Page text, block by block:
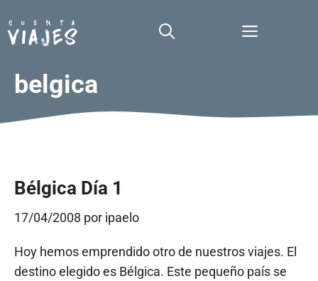
al
contenido
Menú
belgica
Bélgica Día 1
17/04/2008 por ipaelo
Hoy hemos emprendido otro de nuestros viajes. El
destino elegido es Bélgica. Este pequeño país se